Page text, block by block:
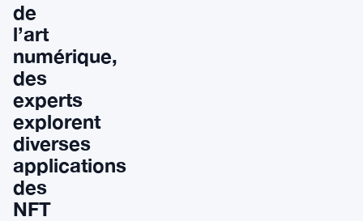
de
l’art
numérique,
des
experts
explorent
diverses
applications
des
NFT